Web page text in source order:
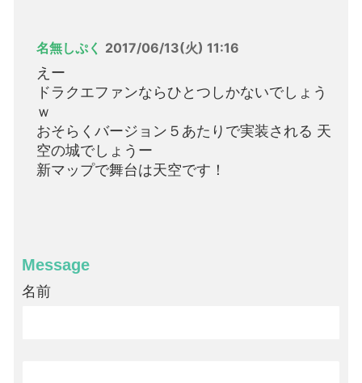
名無しぷく 2017/06/13(火) 11:16
えー
ドラクエファンならひとつしかないでしょう
ｗ
おそらくバージョン５あたりで実装される 天
空の城でしょうー
新マップで舞台は天空です！
Message
名前